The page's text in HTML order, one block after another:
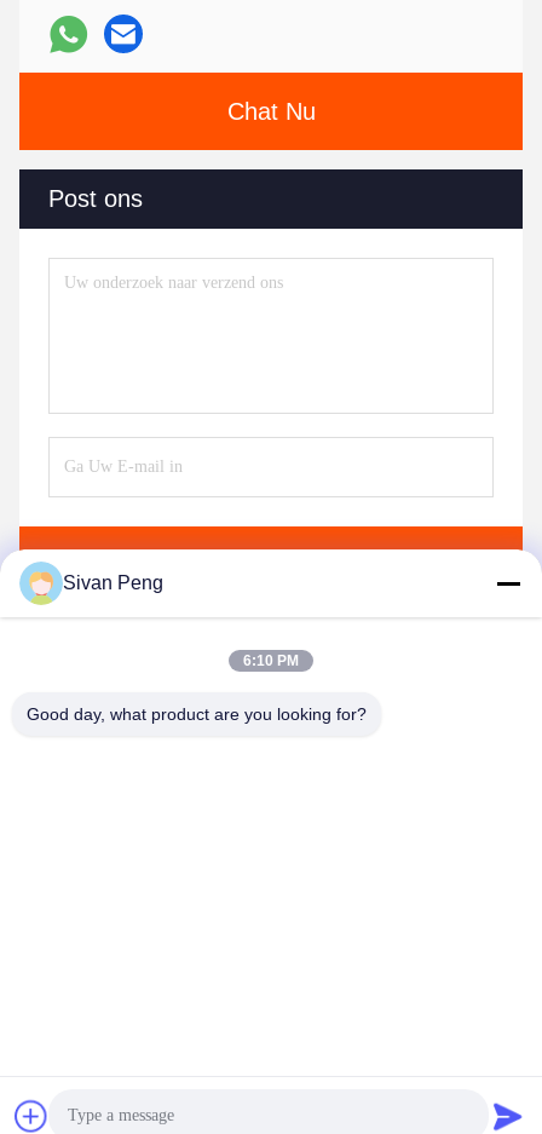
Chat Nu
Post ons
Film Leverancier. Copyright © 2018-2026 Shenzhen Tunsing
Plastic Products Co., Ltd. . Alle rechten voorbehoudena.
Sivan Peng
6:10 PM
Good day, what product are you looking for?